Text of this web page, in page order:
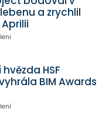
a zrychlil
HSF
BIM Awards